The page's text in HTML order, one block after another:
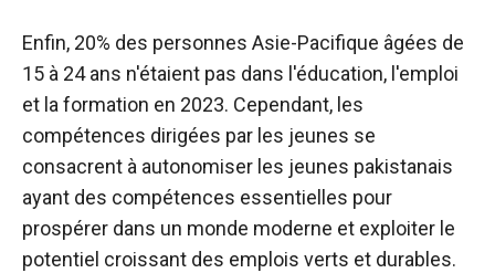
Enfin, 20% des personnes Asie-Pacifique âgées de
15 à 24 ans n'étaient pas dans l'éducation, l'emploi
et la formation en 2023. Cependant, les
compétences dirigées par les jeunes se
consacrent à autonomiser les jeunes pakistanais
ayant des compétences essentielles pour
prospérer dans un monde moderne et exploiter le
potentiel croissant des emplois verts et durables.